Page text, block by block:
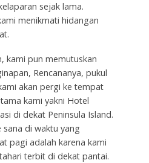
sejak lama.
menikmati hidangan
kami pun memutuskan
Rencananya, pukul
akan pergi ke tempat
kami yakni Hotel
di dekat Peninsula Island.
di waktu yang
pagi adalah karena kami
terbit di dekat pantai.